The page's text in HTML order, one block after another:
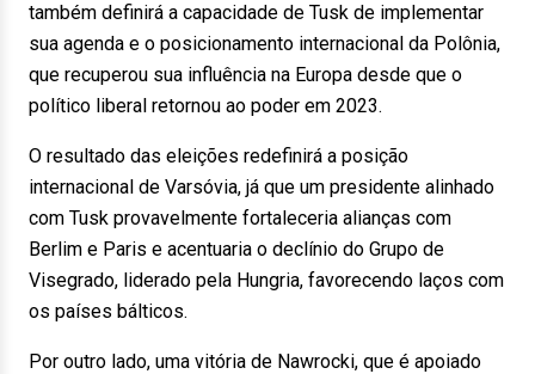
também definirá a capacidade de Tusk de implementar
sua agenda e o posicionamento internacional da Polônia,
que recuperou sua influência na Europa desde que o
político liberal retornou ao poder em 2023.
O resultado das eleições redefinirá a posição
internacional de Varsóvia, já que um presidente alinhado
com Tusk provavelmente fortaleceria alianças com
Berlim e Paris e acentuaria o declínio do Grupo de
Visegrado, liderado pela Hungria, favorecendo laços com
os países bálticos.
Por outro lado, uma vitória de Nawrocki, que é apoiado